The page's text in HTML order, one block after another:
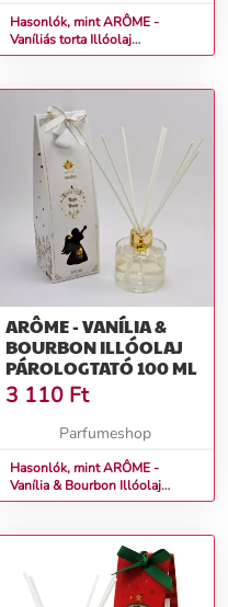
Hasonlók, mint ARÔME -
Vaníliás torta Illóolaj
párologtató 30 ml
ARÔME - VANÍLIA &
BOURBON ILLÓOLAJ
PÁROLOGTATÓ 100 ML
3 110 Ft
Parfumeshop
Hasonlók, mint ARÔME -
Vanília & Bourbon Illóolaj
párologtató 100 ml